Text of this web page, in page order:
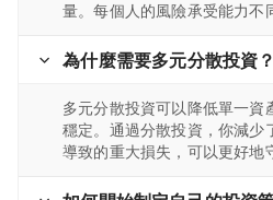
量。每個人的風險承受能力不
為什麼需要多元分散投資？
多元分散投資可以降低單一資
穩定。通過分散投資，你減少
導致的重大損失，可以更好地